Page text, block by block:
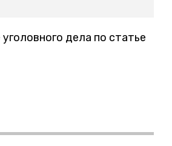
дела по статье